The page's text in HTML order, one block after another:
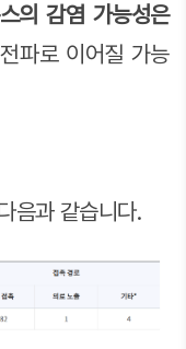
의 감염 가능성은
파로 이어질 가능
음과 같습니다.